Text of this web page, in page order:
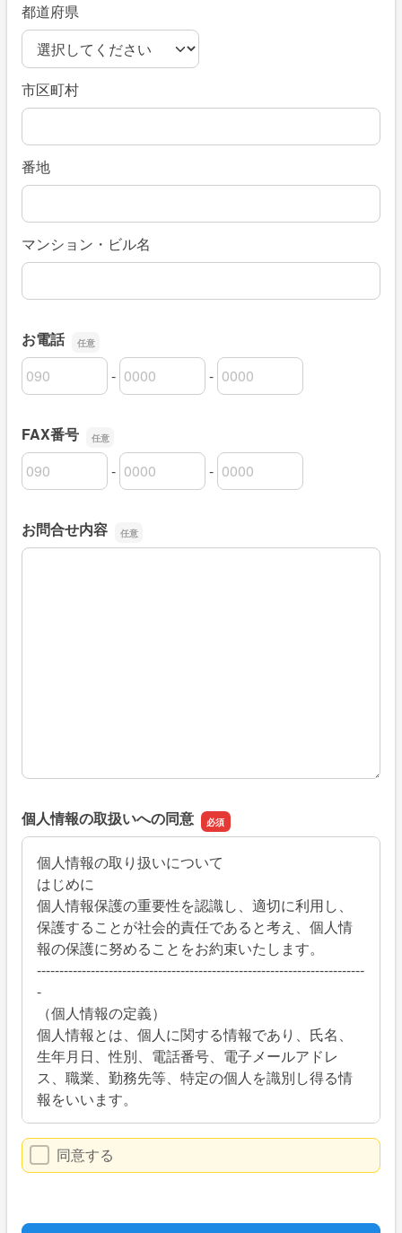
都道府県
市区町村
番地
マンション・ビル名
お電話
お電話の市外局番
-
お電話の市内局番 -
お電話の加入者番号
FAX番号
FAX番号の市外局番
-
FAX番号の市内局番 -
FAX番号の加入者番号
お問合せ内容
お問合せ内容
個人情報の取扱いへの同意
個人情報の取り扱いについて
はじめに
個人情報保護の重要性を認識し、適切に利用し、
保護することが社会的責任であると考え、個人情
報の保護に努めることをお約束いたします。
-------------------------------------------------------------------------
-
（個人情報の定義）
個人情報とは、個人に関する情報であり、氏名、
生年月日、性別、電話番号、電子メールアドレ
ス、職業、勤務先等、特定の個人を識別し得る情
報をいいます。
（個人情報の収集・利用）
当社は、以下の目的のため、その範囲内において
発的な提供によるものであり、お客様が個人情報
同意する